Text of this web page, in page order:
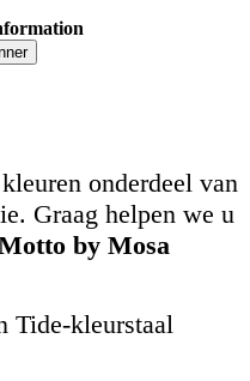
onderdeel van
Graag helpen we u
by Mosa
Tide-kleurstaal